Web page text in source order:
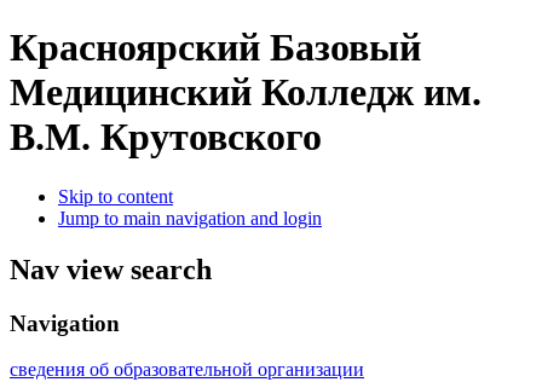
Красноярский Базовый
Медицинский Колледж им.
В.М. Крутовского
Skip to content
Jump to main navigation and login
Nav view search
Navigation
сведения об образовательной организации